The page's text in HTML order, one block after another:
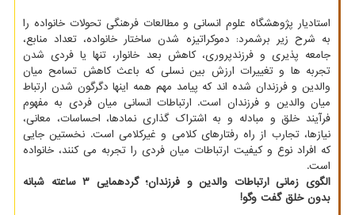
استادیار پژوهشگاه علوم انسانی و مطالعات فرهنگی تحولات خانواده را
به شرح زیر برشمرد: دموکراتیزه شدن ساختار خانواده، تعداد منابع،
جامعه پذیری و فرزندپروری، کاهش بعد خانوار، تنها یا فردی شدن
تجربه ها و تغییرات ارزش بین نسلی که باعث کاهش تسامح میان
والدین و فرزندان شده اند که پیامد مهم همه اینها دگرگون شدن ارتباط
میان والدین و فرزندان است. ارتباطات انسانی میان فردی به مفهوم
فرآیند خلق و مبادله و به اشتراک گذاری نمادها، احساسات، معانی،
نیازها، تجارب از راه رفتارهای کلامی و غیرکلامی است. نخستین جایی
که افراد نوع و کیفیت ارتباطات میان فردی را تجربه می کنند، خانواده
است.
الگوی زمانی ارتباطات والدین و فرزندان؛ گردهمایی ۳ ساعته شبانه
بدون خلق گفت وگو!